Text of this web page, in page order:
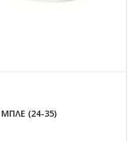
ΜΠΛΕ (24-35)